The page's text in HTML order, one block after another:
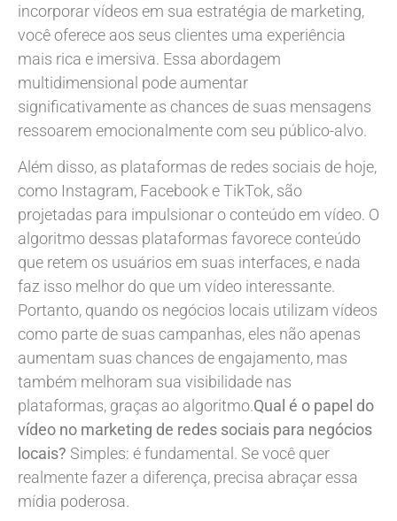
incorporar vídeos em sua estratégia de marketing,
você oferece aos seus clientes uma experiência
mais rica e imersiva. Essa abordagem
multidimensional pode aumentar
significativamente as chances de suas mensagens
ressoarem emocionalmente com seu público-alvo.
Além disso, as plataformas de redes sociais de hoje,
como Instagram, Facebook e TikTok, são
projetadas para impulsionar o conteúdo em vídeo. O
algoritmo dessas plataformas favorece conteúdo
que retem os usuários em suas interfaces, e nada
faz isso melhor do que um vídeo interessante.
Portanto, quando os negócios locais utilizam vídeos
como parte de suas campanhas, eles não apenas
aumentam suas chances de engajamento, mas
também melhoram sua visibilidade nas
plataformas, graças ao algoritmo.Qual é o papel do
vídeo no marketing de redes sociais para negócios
locais? Simples: é fundamental. Se você quer
realmente fazer a diferença, precisa abraçar essa
mídia poderosa.